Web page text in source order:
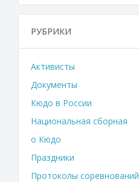
РУБРИКИ
Активисты
Документы
Кюдо в России
Национальная сборная
о Кюдо
Праздники
Протоколы соревнований